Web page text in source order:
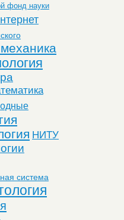
фонд науки
НИТУ
система